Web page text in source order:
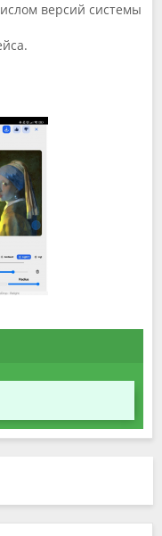
версий системы